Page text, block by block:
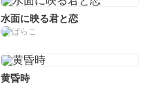
水面に映る君と恋
ばらこ
黄昏時